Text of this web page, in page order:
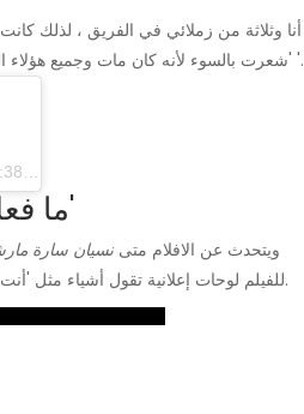
'أنا وثلاثة من زملائي في الفريق ، لذلك
'شعرت بالسوء لأنه كان مات وجميع هؤلاء الفتيات. لكنه كان رياضة جيدة حيال ذلك. في ذلك الوقت ، علمت أن لدي فكرة جيدة '.
ما فعلته سارة عندما ظهرت 'نسيان سارة مارشال'
ويتحدث عن الافلام متى نسيان سارة
للفيلم لوحات إعلانية تقول أشياء مثل 'أنت تمتص سارة مارشال' و 'أمي تكرهك سارة مارشال' ، لذلك استمتعت بهذه اللافتات.